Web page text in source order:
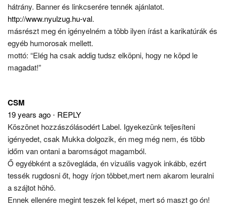
hátrány. Banner és linkcserére tennék ajánlatot.
http://www.nyulzug.hu-val.
másrészt meg én igényelném a több ilyen írást a karikatúrák és
egyéb humorosak mellett.
mottó: “Elég ha csak addig tudsz elköpni, hogy ne köpd le
magadat!”
CSM
19 years ago ⋅ REPLY
Köszönet hozzászólásodért Label. Igyekezünk teljesíteni
igényedet, csak Mukka dolgozik, én meg még nem, és több
időm van ontani a baromságot magamból.
Ő egyébként a szövegláda, én vizuális vagyok inkább, ezért
tessék rugdosni őt, hogy írjon többet,mert nem akarom leuralni
a szájtot höhö.
Ennek ellenére megint teszek fel képet, mert só maszt go ón!